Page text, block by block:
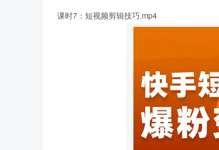
课时7：短视频剪辑技巧.mp4